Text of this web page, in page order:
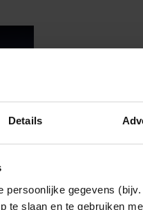
Details
persoonlijke gegevens
te slaan en te gebruiken